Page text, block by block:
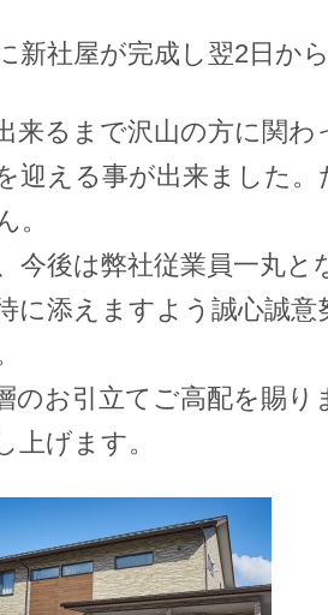
新社屋が完成し翌2日か
来るまで沢山の方に関
迎える事が出来ました
。
今後は弊社従業員一丸と
に添えますよう誠心誠
のお引立てご高配を賜
上げます。